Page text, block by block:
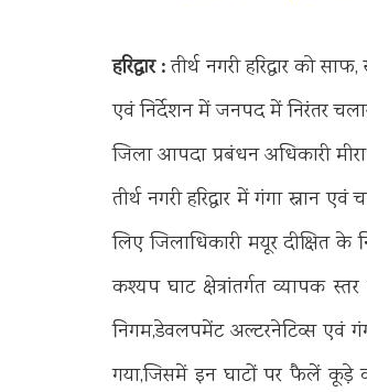
हरिद्वार :तीर्थ नगरी हरिद्वार को
एवं निर्देशन में जनपद में निरंतर
जिला आपदा प्रबंधन अधिकारी
तीर्थ नगरी हरिद्वार में गंगा
लिए जिलाधिकारी मयूर दीक्षित
कश्यप घाट क्षेत्रांतर्गत व्यापक
निगम,डेवलपमेंट अल्टरनेटिव्स एवं
गया,जिसमें इन घाटों पर फैलें कूड़े